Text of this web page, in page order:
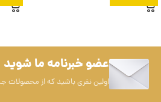
عضو خبرنامه ما شوید
اولین نفری باشید که از